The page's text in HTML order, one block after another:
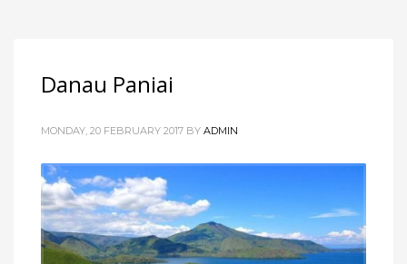
Danau Paniai
MONDAY, 20 FEBRUARY 2017 BY ADMIN